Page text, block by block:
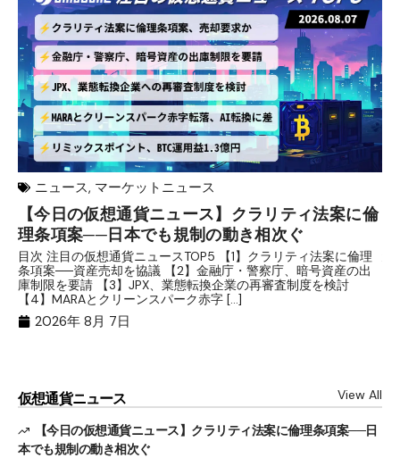
ニュース, マーケットニュース
【今日の仮想通貨ニュース】クラリティ法案に倫
理条項案──日本でも規制の動き相次ぐ
目次 注目の仮想通貨ニュースTOP5 【1】クラリティ法案に倫理
条項案──資産売却を協議 【2】金融庁・警察庁、暗号資産の出
庫制限を要請 【3】JPX、業態転換企業の再審査制度を検討
【4】MARAとクリーンスパーク赤字 […]
2026年 8月 7日
仮想通貨ニュース View All
【今日の仮想通貨ニュース】クラリティ法案に倫理条項案──日
本でも規制の動き相次ぐ